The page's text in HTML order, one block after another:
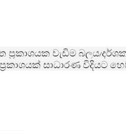
වැඩිම බලය/
සාධාරණ විදියට